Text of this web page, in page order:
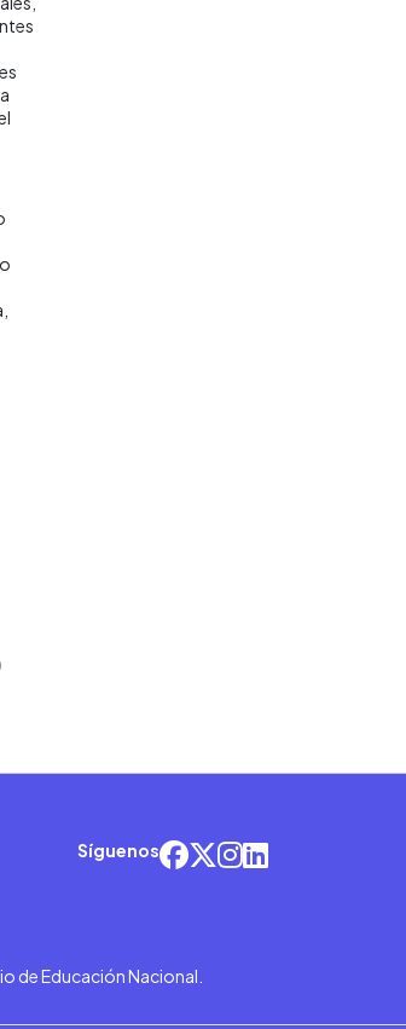
Síguenos
de Educación Nacional.